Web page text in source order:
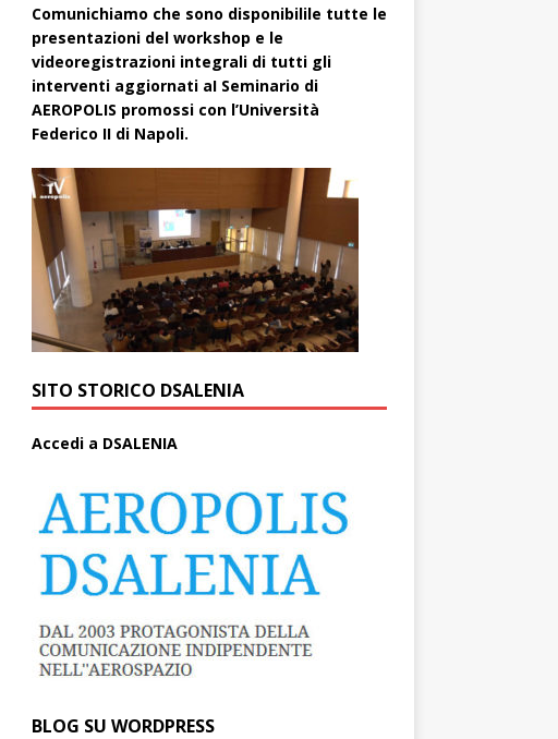
Comunichiamo che sono disponibilile tutte le
presentazioni del workshop e le
videoregistrazioni integrali di tutti gli
interventi aggiornati aI Seminario di
AEROPOLIS promossi con l’Università
Federico II di Napoli.
SITO STORICO DSALENIA
Accedi a DSALENIA
BLOG SU WORDPRESS